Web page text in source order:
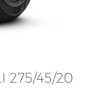
275/45/20